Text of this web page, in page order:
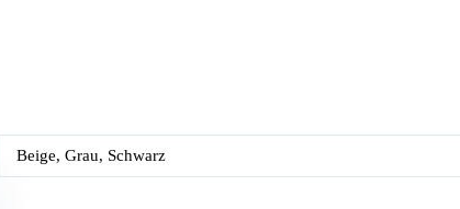
Beige, Grau, Schwarz